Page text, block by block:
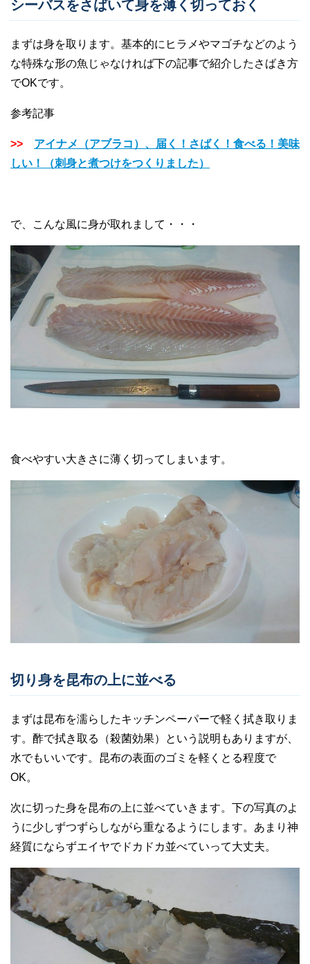
シーバスをさばいて身を薄く切っておく
まずは身を取ります。基本的にヒラメやマゴチなどのよう
な特殊な形の魚じゃなければ下の記事で紹介したさばき方
でOKです。
参考記事
>>
アイナメ（アブラコ）、届く！さばく！食べる！美味
しい！（刺身と煮つけをつくりました）
で、こんな風に身が取れまして・・・
食べやすい大きさに薄く切ってしまいます。
切り身を昆布の上に並べる
まずは昆布を濡らしたキッチンペーパーで軽く拭き取りま
す。酢で拭き取る（殺菌効果）という説明もありますが、
水でもいいです。昆布の表面のゴミを軽くとる程度で
OK。
次に切った身を昆布の上に並べていきます。下の写真のよ
うに少しずつずらしながら重なるようにします。あまり神
経質にならずエイヤでドカドカ並べていって大丈夫。